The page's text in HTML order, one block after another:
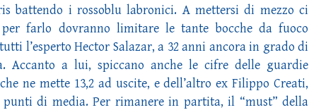
battendo i rossoblu labronici. A mettersi di mezzo ci
farlo dovranno limitare le tante bocche da fuoco
l’esperto Hector Salazar, a 32 anni ancora in grado di
a lui, spiccano anche le cifre delle guardie
ne mette 13,2 ad uscite, e dell’altro ex Filippo Creati,
di media. Per rimanere in partita, il “must” della